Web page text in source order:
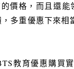
價格，而且還能
多重優惠下來相